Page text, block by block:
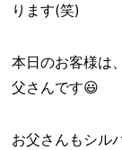
ります(笑)
本日のお客様は
父さんです😃
お父さんもシル